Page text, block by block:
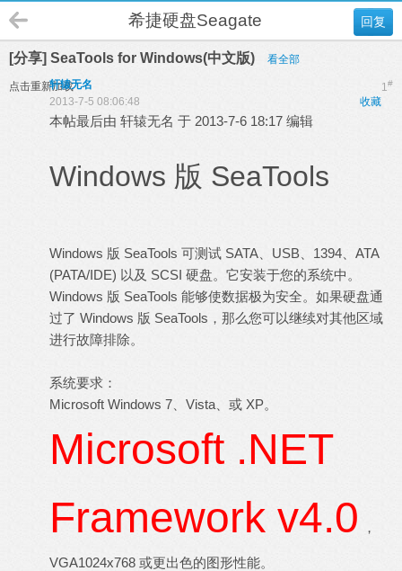
回复
希捷硬盘Seagate
[分享] SeaTools for Windows(中文版) 看全部
点击重新加载 1#
轩辕无名
收藏
2013-7-5 08:06:48
本帖最后由 轩辕无名 于 2013-7-6 18:17 编辑
Windows 版 SeaTools
Windows 版 SeaTools 可测试 SATA、USB、1394、ATA
(PATA/IDE) 以及 SCSI 硬盘。它安装于您的系统中。
Windows 版 SeaTools 能够使数据极为安全。如果硬盘通
过了 Windows 版 SeaTools，那么您可以继续对其他区域
进行故障排除。
系统要求：
Microsoft Windows 7、Vista、或 XP。
Microsoft .NET
Framework v4.0
，
VGA1024x768 或更出色的图形性能。